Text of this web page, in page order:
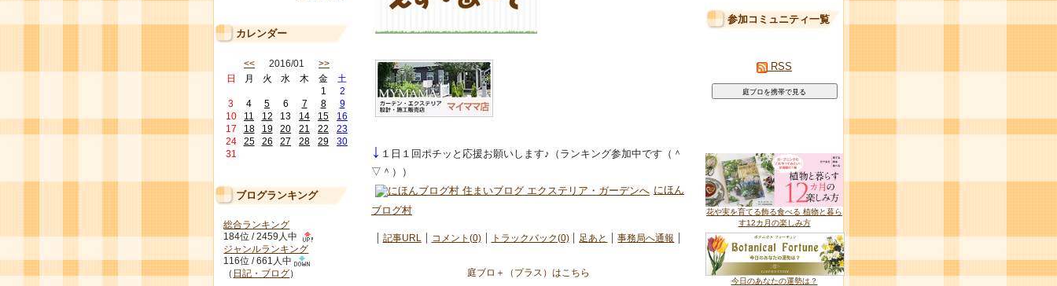
↓ １日１回ポチッと応援お願いします♪（ランキング参加中です（＾
▽＾））
にほん
ブログ村
記事URL コメント(0) トラックバック(0) 足あと 事務局へ通報
庭ブロ＋（プラス）はこちら
カレンダー
<< 2016/01 >>
日
月 火 水 木 金
土
1
2
3
4 5 6 7 8
9
10
11 12 13 14 15
16
17
18 19 20 21 22
23
24
25 26 27 28 29
30
31
ブログランキング
総合ランキング
184位 / 2459人中
ジャンルランキング
116位 / 661人中
（ 日記・ブログ）
参加コミュニティ一覧
RSS
花や実を育てる飾る食べる 植物と暮ら
す12カ月の楽しみ方
今日のあなたの運勢は？